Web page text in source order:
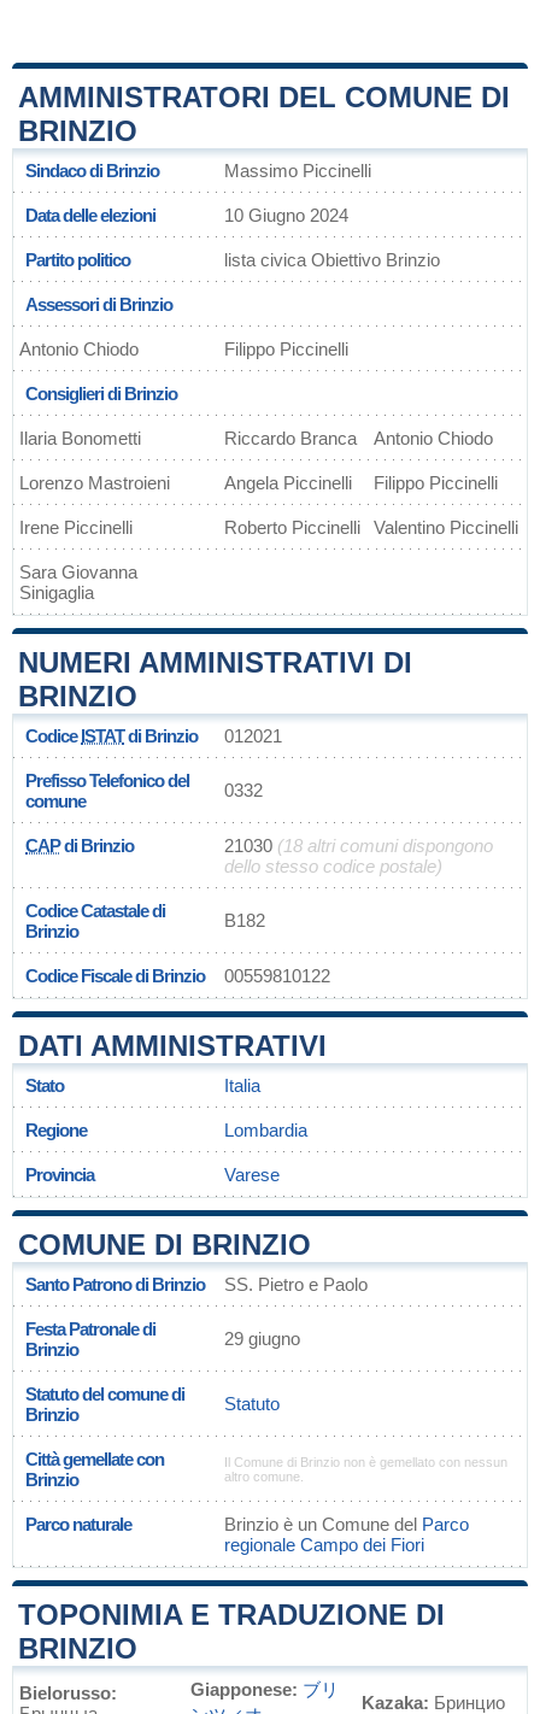
AMMINISTRATORI DEL COMUNE DI
BRINZIO
Sindaco di Brinzio Massimo Piccinelli
Data delle elezioni 10 Giugno 2024
Partito politico lista civica Obiettivo Brinzio
Assessori di Brinzio
Antonio Chiodo Filippo Piccinelli
Consiglieri di Brinzio
Ilaria Bonometti Riccardo Branca Antonio Chiodo
Lorenzo Mastroieni Angela Piccinelli Filippo Piccinelli
Irene Piccinelli Roberto Piccinelli Valentino Piccinelli
Sara Giovanna
Sinigaglia
NUMERI AMMINISTRATIVI DI
BRINZIO
CodiceISTATdi Brinzio 012021
Prefisso Telefonico del
comune
0332
CAPdi Brinzio 21030 (18 altri comuni dispongono
dello stesso codice postale)
Codice Catastale di
Brinzio
B182
Codice Fiscale di Brinzio 00559810122
DATI AMMINISTRATIVI
Stato Italia
Regione Lombardia
Provincia Varese
COMUNE DI BRINZIO
Santo Patrono di Brinzio SS. Pietro e Paolo
Festa Patronale di
Brinzio
29 giugno
Statuto del comune di
Brinzio
Statuto
Città gemellate con
Brinzio
Il Comune di Brinzio non è gemellato con nessun
altro comune.
Parco naturale Brinzio è un Comune del Parco
regionale Campo dei Fiori
TOPONIMIA E TRADUZIONE DI
BRINZIO
Bielorusso:
Giapponese: ブリ
Kazaka: Бринцио